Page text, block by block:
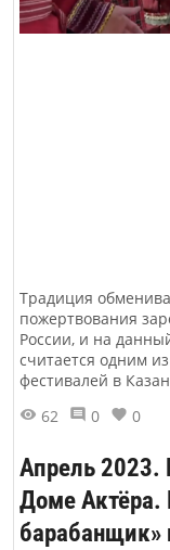
Традиция
пожертвования
России, и на
считается одним
фестивалей в
62
0 0
Апрель 2023.
Доме